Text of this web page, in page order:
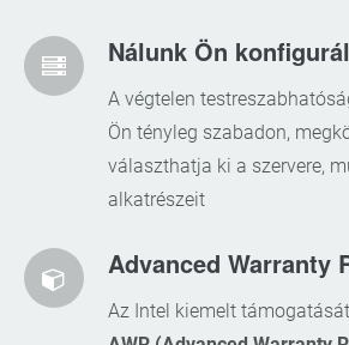
Nálunk Ön konfigurál
A végtelen
Ön tényleg szabadon,
választhatja ki a szervere,
alkatrészeit
Advanced Warranty
Az Intel kiemelt